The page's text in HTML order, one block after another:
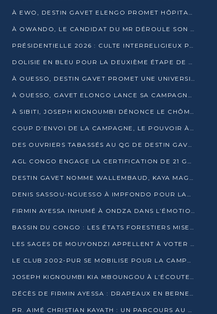
À EWO, DESTIN GAVET ELENGO PROMET HÔPITAL, CHEMIN DE FER ET AUDIT DES FINANCES PUBLIQUES
À OWANDO, LE CANDIDAT DU MR DÉROULE SON PROGRAMME DE “CHANGEMENT”
PRÉSIDENTIELLE 2026 : CULTE INTERRELIGIEUX POUR LA PAIX À OUENZÉ
DOLISIE EN BLEU POUR LA DEUXIÈME ÉTAPE DE CAMPAGNE DE DSN
À OUESSO, DESTIN GAVET PROMET UNE UNIVERSITÉ POUR LA SANGHA
À OUESSO, GAVET ELONGO LANCE SA CAMPAGNE SOUS LE SIGNE DU RENOUVEAU
À SIBITI, JOSEPH KIGNOUMBI DÉNONCE LE CHÔMAGE ET LES DÉFAILLANCES DE L’ÉTAT
COUP D’ENVOI DE LA CAMPAGNE, LE POUVOIR À POINTE-NOIRE, L’OPPOSITION À OUESSO ET SIBITI
DES OUVRIERS TABASSÉS AU QG DE DESTIN GAVET À 24 HEURES DE L’OUVERTURE DE LA CAMPAGNE
AGL CONGO ENGAGE LA CERTIFICATION DE 21 GRUTIERS AUX NORMES INTERNATIONALES
DESTIN GAVET NOMME WALLEMBAUD, KAYA MAGANE, BOUDZIKA ET MBOUSSA-ELLAH AUX COMMANDES DE SA CAMPAGNE
DENIS SASSOU-NGUESSO À IMPFONDO POUR LANCER LE CORRIDOR 13
FIRMIN AYESSA INHUMÉ À ONDZA DANS L’ÉMOTION ET LE RECUEILLEMENT
BASSIN DU CONGO : LES ÉTATS FORESTIERS MISENT SUR LES MARCHÉS CARBONE
LES SAGES DE MOUYONDZI APPELLENT À VOTER DENIS SASSOU-NGUESSO
LE CLUB 2002-PUR SE MOBILISE POUR LA CAMPAGNE
JOSEPH KIGNOUMBI KIA MBOUNGOU À L’ÉCOUTE DE TALANGAÏ
DÉCÈS DE FIRMIN AYESSA : DRAPEAUX EN BERNE LUNDI
PR. AIMÉ CHRISTIAN KAYATH : UN PARCOURS AU SERVICE DE LA RECHERCHE ET DE L’INNOVATION